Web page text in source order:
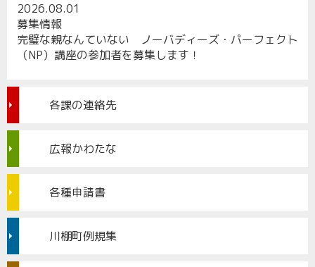
2026.08.01
募集情報
完璧な親なんていない ノーバディーズ・パーフェクト
（NP）講座の参加者を募集します！
各課の連絡先
広報かわたな
各種申請書
川棚町例規集